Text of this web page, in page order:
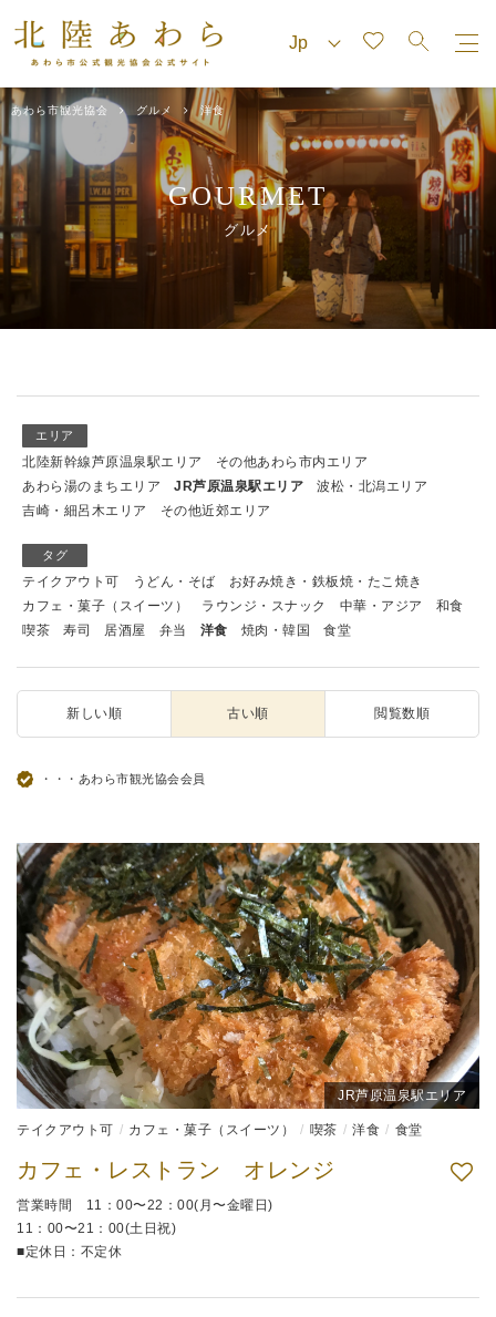
あわら市観光協会 グルメ 洋食
GOURMET
グルメ
エリア
北陸新幹線芦原温泉駅エリア
その他あわら市内エリア
あわら湯のまちエリア
JR芦原温泉駅エリア
波松・北潟エリア
吉崎・細呂木エリア
その他近郊エリア
タグ
テイクアウト可 うどん・そば
お好み焼き・鉄板焼・たこ焼き
カフェ・菓子（スイーツ）
ラウンジ・スナック 中華・アジア
和食
喫茶
寿司 居酒屋 弁当 洋食 焼肉・韓国 食堂
新しい順 古い順 閲覧数順
・・・あわら市観光協会会員
JR芦原温泉駅エリア
テイクアウト可 カフェ・菓子（スイーツ） 喫茶 洋食 食堂
カフェ・レストラン オレンジ
営業時間 11：00〜22：00(月〜金曜日)
11：00〜21：00(土日祝)
■定休日：不定休